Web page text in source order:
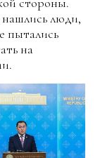
люди,
пытались
на